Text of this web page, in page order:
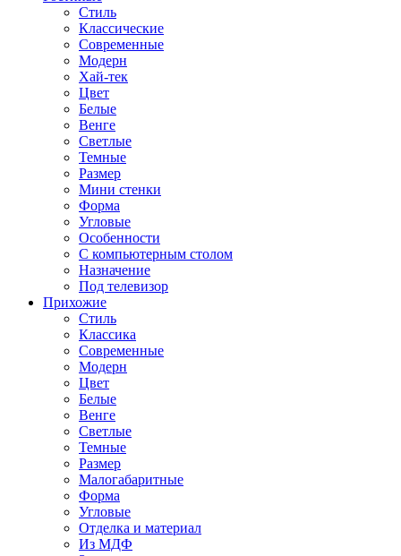
Стиль
Классические
Современные
Модерн
Хай-тек
Цвет
Белые
Венге
Светлые
Темные
Размер
Мини стенки
Форма
Угловые
Особенности
С компьютерным столом
Назначение
Под телевизор
Прихожие
Стиль
Классика
Современные
Модерн
Цвет
Белые
Венге
Светлые
Темные
Размер
Малогабаритные
Форма
Угловые
Отделка и материал
Из МДФ